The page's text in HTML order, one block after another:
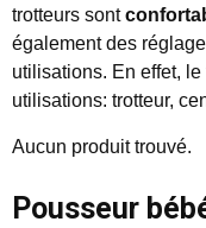
trotteurs sont
également des
utilisations. En effet,
utilisations: trotteur,
Aucun produit trouvé.
Pousseur